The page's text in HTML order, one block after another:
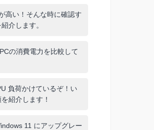
高い！そんな時に確認す
介します。
の消費電力を比較して
負荷かけているぞ！い
紹介します！
11 にアップグレー